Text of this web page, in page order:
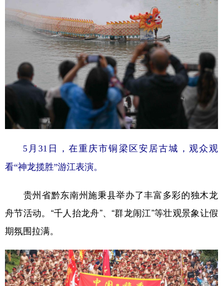
5月31日，在重庆市铜梁区安居古城，观众观
看“神龙揽胜”游江表演。
贵州省黔东南州施秉县举办了丰富多彩的独木龙
舟节活动。“千人抬龙舟”、“群龙闹江”等壮观景象让假
期氛围拉满。